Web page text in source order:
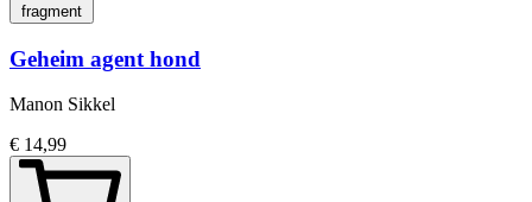
fragment
Geheim agent hond
Manon Sikkel
€ 14,99